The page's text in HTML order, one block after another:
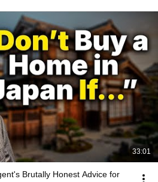
33:01
Brutally Honest Advice for